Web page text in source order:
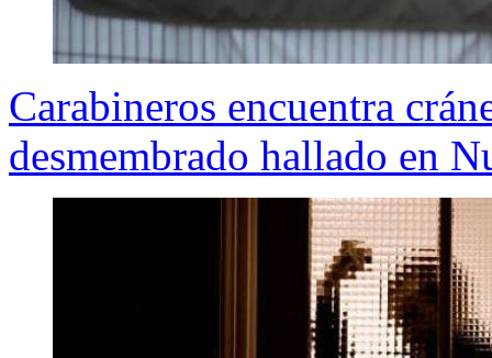
Carabineros encuentra
desmembrado hallado en